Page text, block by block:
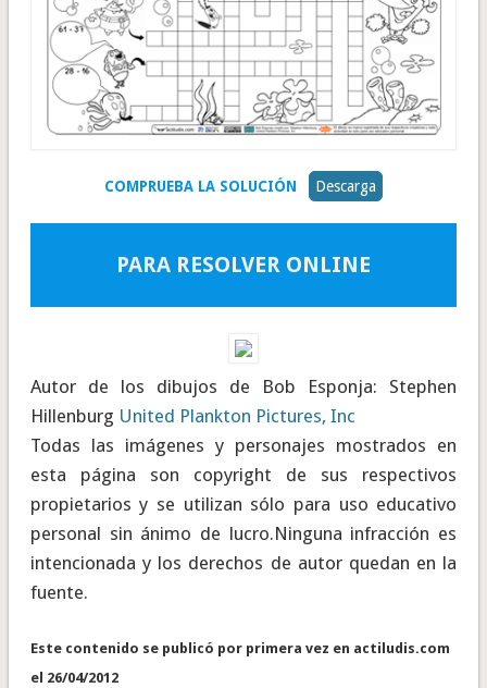
COMPRUEBA LA SOLUCIÓN Descarga
PARA RESOLVER ONLINE
Autor de los dibujos de Bob Esponja: Stephen
Hillenburg United Plankton Pictures, Inc
Todas las imágenes y personajes mostrados en
esta página son copyright de sus respectivos
propietarios y se utilizan sólo para uso educativo
personal sin ánimo de lucro.Ninguna infracción es
intencionada y los derechos de autor quedan en la
fuente.
Este contenido se publicó por primera vez en actiludis.com
el 26/04/2012